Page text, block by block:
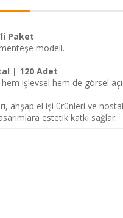
Paket
modeli.
| 120 Adet
işlevsel hem de görsel
ahşap el işi ürünleri ve
estetik katkı sağlar.